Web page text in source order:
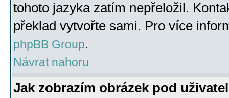
tohoto jazyka zatím nepřeložil.
překlad vytvořte sami. Pro více
phpBB Group.
Návrat nahoru
Jak zobrazím obrázek pod